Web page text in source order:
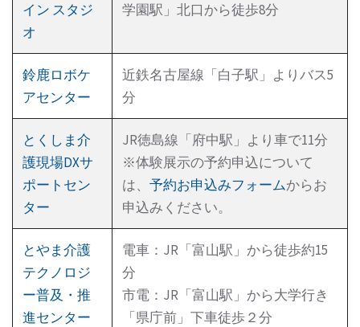
イン スタジ
オ
学園駅」北口から徒歩8分
鈴鹿ロボケ
アセンター
近鉄名古屋線「白子駅」よりバス5
分
とくしま介
護現場DXサ
ポートセン
ター
JR徳島線「府中駅」より車で11分
※体験展示の予約申込について
は、 予約お申込みフォームからお
申込みください。
とやま介護
テクノロジ
ー普及・推
進センター
電車：JR「富山駅」から徒歩約15
分
市電：JR「富山駅」から大学行き
「県庁前」下車徒歩２分